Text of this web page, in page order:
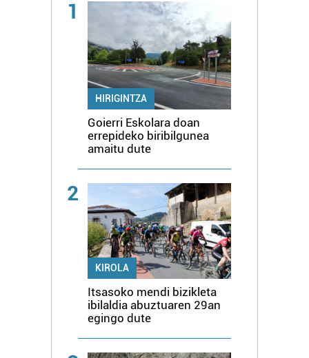
1
HIRIGINTZA
Goierri Eskolara doan
errepideko biribilgunea
amaitu dute
2
KIROLA
Itsasoko mendi bizikleta
ibilaldia abuztuaren 29an
egingo dute